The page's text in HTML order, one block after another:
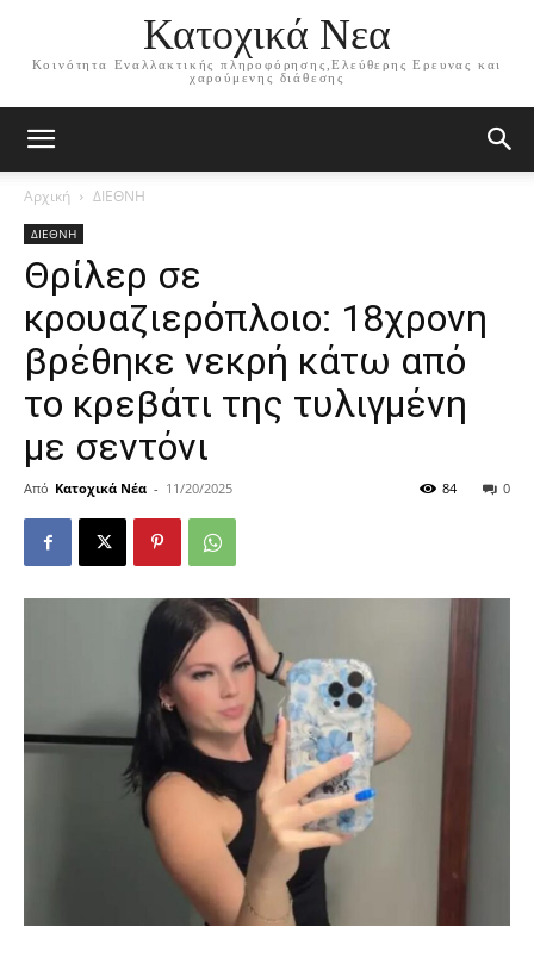
Κατοχικά Νεα
Κοινότητα Εναλλακτικής πληροφόρησης,Ελεύθερης Ερευνας και
χαρούμενης διάθεσης
Αρχική ΔΙΕΘΝΗ
ΔΙΕΘΝΗ
Θρίλερ σε
κρουαζιερόπλοιο: 18χρονη
βρέθηκε νεκρή κάτω από
το κρεβάτι της τυλιγμένη
με σεντόνι
Από Κατοχικά Νέα - 11/20/2025 0
84